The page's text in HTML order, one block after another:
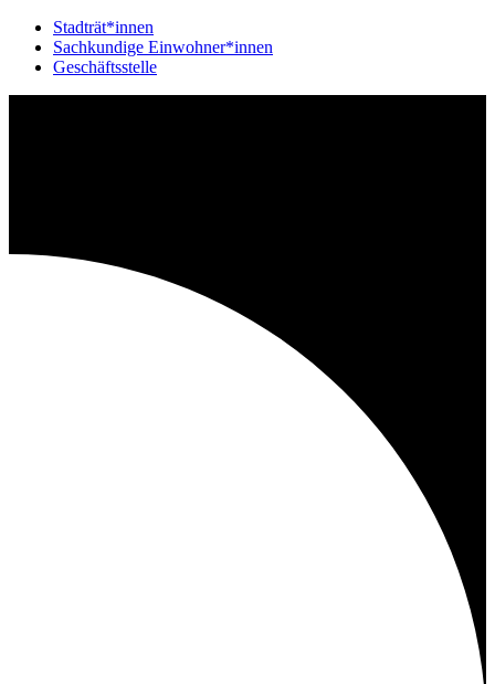
Stadträt*innen
Sachkundige Einwohner*innen
Geschäftsstelle